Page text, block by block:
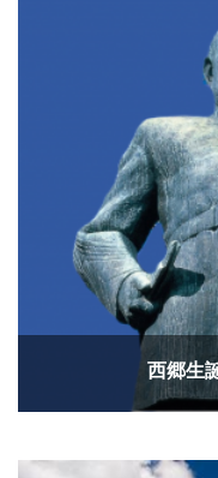
西郷生